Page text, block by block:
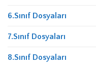
6.Sınıf Dosyaları
7.Sınıf Dosyaları
8.Sınıf Dosyaları